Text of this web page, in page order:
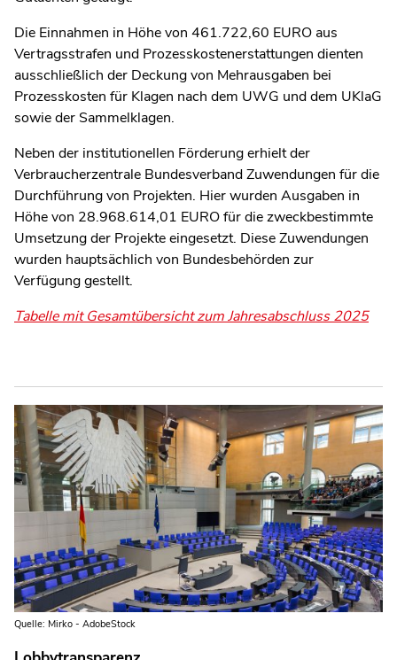
Die Einnahmen in Höhe von 461.722,60 EURO aus
Vertragsstrafen und Prozesskostenerstattungen dienten
ausschließlich der Deckung von Mehrausgaben bei
Prozesskosten für Klagen nach dem UWG und dem UKlaG
sowie der Sammelklagen.
Neben der institutionellen Förderung erhielt der
Verbraucherzentrale Bundesverband Zuwendungen für die
Durchführung von Projekten. Hier wurden Ausgaben in
Höhe von 28.968.614,01 EURO für die zweckbestimmte
Umsetzung der Projekte eingesetzt. Diese Zuwendungen
wurden hauptsächlich von Bundesbehörden zur
Verfügung gestellt.
Tabelle mit Gesamtübersicht zum Jahresabschluss 2025
Quelle: Mirko - AdobeStock